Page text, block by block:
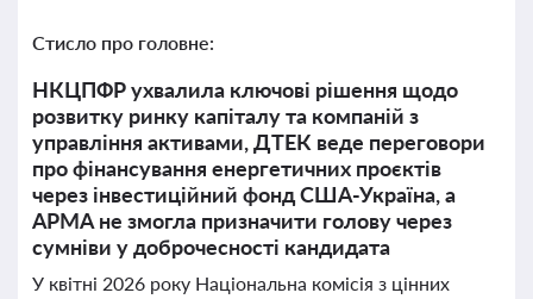
Стисло про головне:
НКЦПФР ухвалила ключові рішення щодо
розвитку ринку капіталу та компаній з
управління активами, ДТЕК веде переговори
про фінансування енергетичних проєктів
через інвестиційний фонд США-Україна, а
АРМА не змогла призначити голову через
сумніви у доброчесності кандидата
У квітні 2026 року Національна комісія з цінних